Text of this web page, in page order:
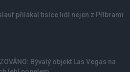
přilákal tisíce lidí nejen z Příbrami
Bývalý objekt Las Vegas na